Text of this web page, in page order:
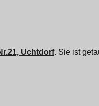
Uchtdorf. Sie ist